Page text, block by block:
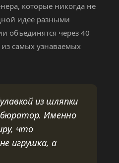
которые никогда не
идее разными
объединятся через 40
самых узнаваемых
из шляпки
Именно
что
игрушка, а